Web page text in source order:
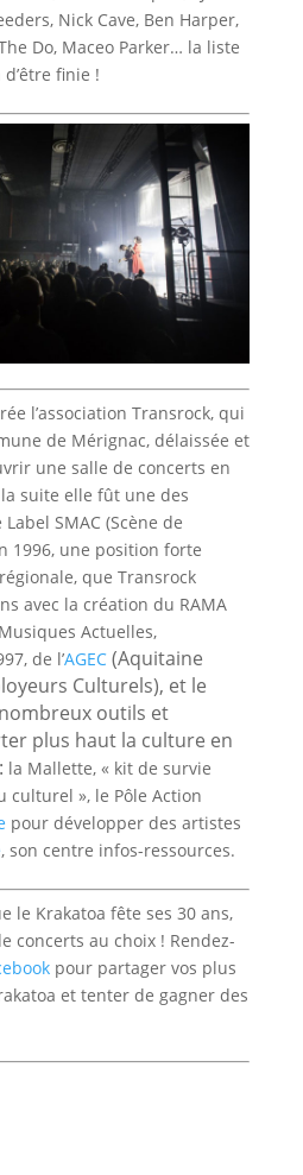
Nick Cave, Ben Harper,
Do, Maceo Parker… la liste
finie !
l’association Transrock, qui
de Mérignac, délaissée et
une salle de concerts en
suite elle fût une des
SMAC (Scène de
1996, une position forte
que Transrock
avec la création du RAMA
Actuelles,
de l’AGEC (Aquitaine
Culturels), et le
outils et
plus haut la culture en
la Mallette, « kit de survie
», le Pôle Action
pour développer des artistes
, son centre infos-ressources.
le Krakatoa fête ses 30 ans,
concerts au choix ! Rendez-
pour partager vos plus
et tenter de gagner des